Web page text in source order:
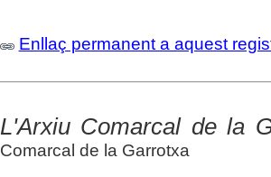
Enllaç permanent a aquest
L'Arxiu Comarcal de la
Comarcal de la Garrotxa